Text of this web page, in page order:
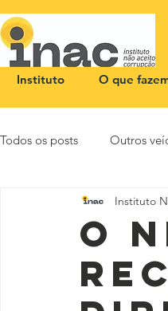
Instituto O que
Todos os posts Outros
NOTA PÚBLICA
O
Instituto